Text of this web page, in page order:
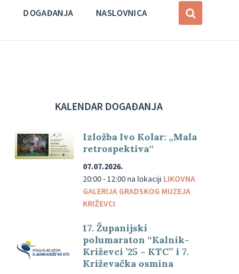
DOGAĐANJA NASLOVNICA
KALENDAR DOGAĐANJA
Izložba Ivo Kolar: „Mala
retrospektiva“
07.07.2026.
20:00 - 12:00na lokaciji LIKOVNA
GALERIJA GRADSKOG MUZEJA
KRIŽEVCI
17. Županijski
polumaraton “Kalnik-
Križevci ’25 – KTC” i 7.
Križevačka osmina